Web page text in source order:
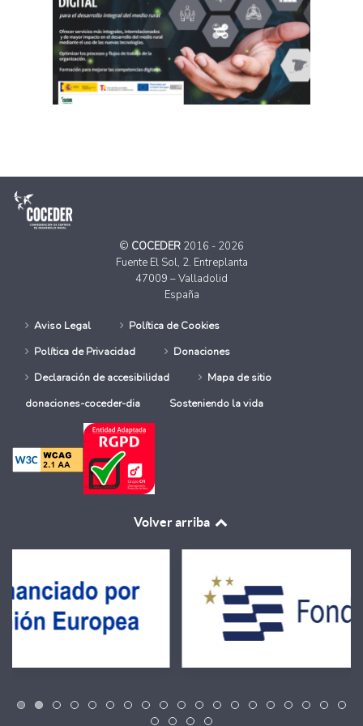
© COCEDER 2016 - 2026
Fuente El Sol, 2. Entreplanta
47009 – Valladolid
España
Aviso Legal
Política de Cookies
Política de Privacidad
Donaciones
Declaración de accesibilidad
Mapa de sitio
donaciones-coceder-dia
Sosteniendo la vida
Volver arriba